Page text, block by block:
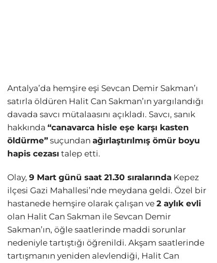
Antalya’da hemşire eşi Sevcan Demir Sakman’ı
satırla öldüren Halit Can Sakman’ın yargılandığı
davada savcı mütalaasını açıkladı. Savcı, sanık
hakkında “canavarca hisle eşe karşı kasten
öldürme” suçundan ağırlaştırılmış ömür boyu
hapis cezası talep etti.
Olay, 9 Mart günü saat 21.30 sıralarında Kepez
ilçesi Gazi Mahallesi’nde meydana geldi. Özel bir
hastanede hemşire olarak çalışan ve 2 aylık evli
olan Halit Can Sakman ile Sevcan Demir
Sakman’ın, öğle saatlerinde maddi sorunlar
nedeniyle tartıştığı öğrenildi. Akşam saatlerinde
tartışmanın yeniden alevlendiği, Halit Can